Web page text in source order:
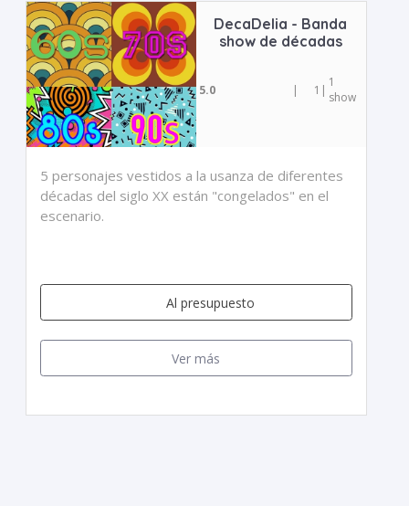
DecaDelia - Banda
show de décadas
5.0 | 1 | 1
show
5 personajes vestidos a la usanza de diferentes
décadas del siglo XX están "congelados" en el
escenario.
Al presupuesto
Ver más